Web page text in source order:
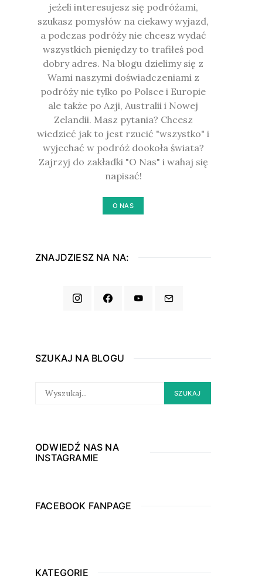
jeżeli interesujesz się podróżami,
szukasz pomysłów na ciekawy wyjazd,
a podczas podróży nie chcesz wydać
wszystkich pieniędzy to trafiłeś pod
dobry adres. Na blogu dzielimy się z
Wami naszymi doświadczeniami z
podróży nie tylko po Polsce i Europie
ale także po Azji, Australii i Nowej
Zelandii. Masz pytania? Chcesz
wiedzieć jak to jest rzucić "wszystko" i
wyjechać w podróż dookoła świata?
Zajrzyj do zakładki "O Nas" i wahaj się
napisać!
O NAS
ZNAJDZIESZ NA NA:
SZUKAJ NA BLOGU
FOR:
SZUKAJ
ODWIEDŹ NAS NA
INSTAGRAMIE
FACEBOOK FANPAGE
KATEGORIE